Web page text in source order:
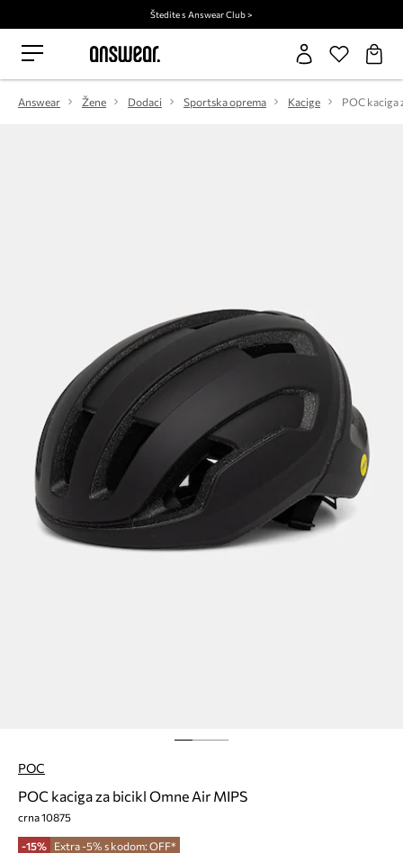
Štedite s Answear Club >
Answear Žene Dodaci Sportska oprema Kacige POC kaciga
POC
POC kaciga za bicikl Omne Air MIPS
crna 10875
-15% Extra -5% s kodom: OFF*